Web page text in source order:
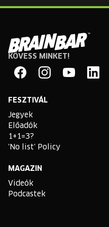
Brain
Bar
KÖVESS MINKET!
FESZTIVÁL
Jegyek
Előadók
1+1=3?
'No list' Policy
MAGAZIN
Videók
Podcastek